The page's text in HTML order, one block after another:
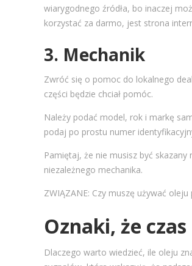
wiarygodnego źródła, bo inaczej
korzystać za darmo, jest strona
3. Mechanik
Zwróć się o pomoc do lokalnego
części będzie chciał pomóc.
Należy podać model, rok i markę
podaj po prostu numer
Pamiętaj, że nie musisz być
niezależnego mechanika.
ZWIĄZANE: Czy muszę używać
Oznaki, że
Dlaczego warto wiedzieć, ile oleju